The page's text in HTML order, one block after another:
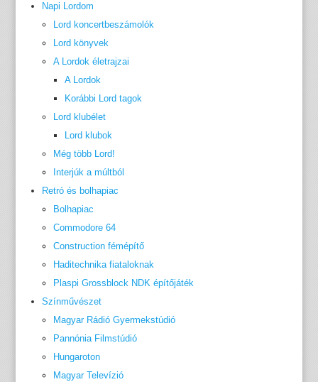
Napi Lordom
Lord koncertbeszámolók
Lord könyvek
A Lordok életrajzai
A Lordok
Korábbi Lord tagok
Lord klubélet
Lord klubok
Még több Lord!
Interjúk a múltból
Retró és bolhapiac
Bolhapiac
Commodore 64
Construction fémépítő
Haditechnika fiataloknak
Plaspi Grossblock NDK építőjáték
Színművészet
Magyar Rádió Gyermekstúdió
Pannónia Filmstúdió
Hungaroton
Magyar Televízió